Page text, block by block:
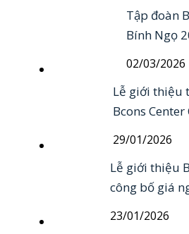
Tập đoàn
Bính Ngọ
02/03/2026
Lễ giới thiệu
Bcons
29/01/2026
Lễ giới thiệu
công bố giá
23/01/2026